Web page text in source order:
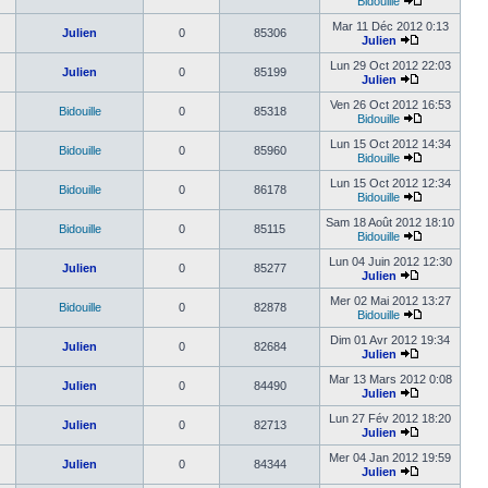
Julien 0 85306
Mar 11 Déc 2012 0:13
Julien
Julien 0 85199
Lun 29 Oct 2012 22:03
Julien
Bidouille 0 85318
Ven 26 Oct 2012 16:53
Bidouille
Bidouille 0 85960
Lun 15 Oct 2012 14:34
Bidouille
Bidouille 0 86178
Lun 15 Oct 2012 12:34
Bidouille
Bidouille 0 85115
Sam 18 Août 2012 18:10
Bidouille
Julien 0 85277
Lun 04 Juin 2012 12:30
Julien
Bidouille 0 82878
Mer 02 Mai 2012 13:27
Bidouille
Julien 0 82684
Dim 01 Avr 2012 19:34
Julien
Julien 0 84490
Mar 13 Mars 2012 0:08
Julien
Julien 0 82713
Lun 27 Fév 2012 18:20
Julien
Julien 0 84344
Mer 04 Jan 2012 19:59
Julien